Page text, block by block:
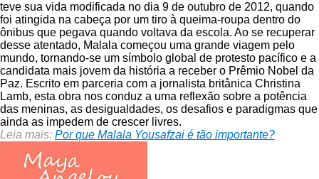
teve sua vida modificada no dia 9 de outubro de 2012, quando
foi atingida na cabeça por um tiro à queima-roupa dentro do
ônibus que pegava quando voltava da escola. Ao se recuperar
desse atentado, Malala começou uma grande viagem pelo
mundo, tornando-se um símbolo global de protesto pacífico e a
candidata mais jovem da história a receber o Prêmio Nobel da
Paz. Escrito em parceria com a jornalista britânica Christina
Lamb, esta obra nos conduz a uma reflexão sobre a potência
das meninas, as desigualdades, os desafios e paradigmas que
ainda as impedem de crescer livres.
Leia mais: Por que Malala Yousafzai é tão importante?